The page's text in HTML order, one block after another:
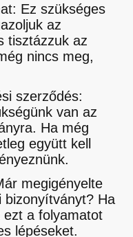
Ez szükséges
az
tisztázzuk az
nincs meg,
szerződés:
van az
Ha még
együtt kell
megigényelte
bizonyítványt? Ha
a folyamatot
lépéseket.